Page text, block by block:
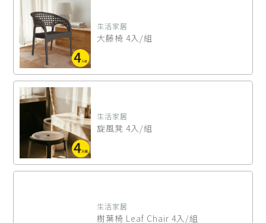
生活家居
大藤椅 4入/組
生活家居
旋風凳 4入/組
生活家居
樹葉椅 Leaf Chair 4入/組